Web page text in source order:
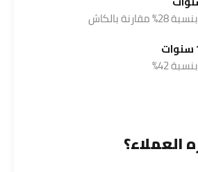
بالكاش
42%
العملاء؟